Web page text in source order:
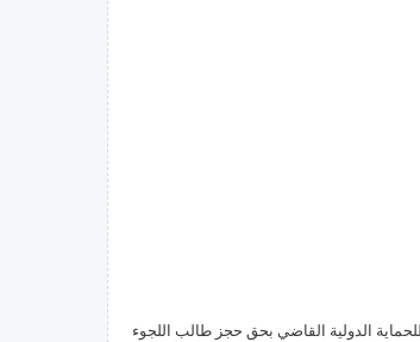
الدولية القاضي بحق حجز طالب اللجوء